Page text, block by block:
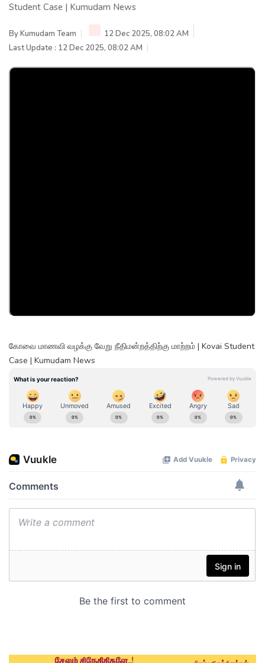
Student Case | Kumudam News
ByKumudam Team
12 Dec 2025, 08:02 AM
Last Update : 12 Dec 2025, 08:02 AM
கோவை மாணவி வழக்கு வேறு நீதிமன்றத்திற்கு மாற்றம் | Kovai Student
Case | Kumudam News